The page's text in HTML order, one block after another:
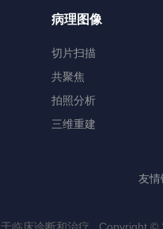
病理图像
切片扫描
共聚焦
拍照分析
三维重建
友情